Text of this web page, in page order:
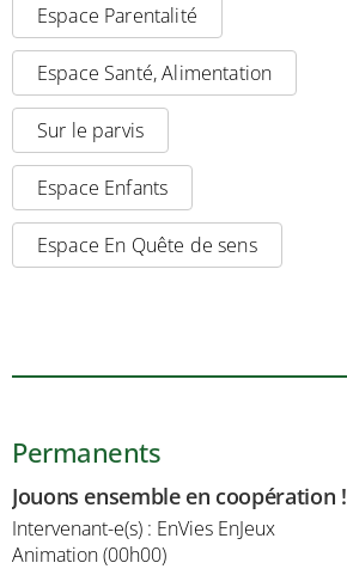
Espace Parentalité
Espace Santé, Alimentation
Sur le parvis
Espace Enfants
Espace En Quête de sens
Permanents
Jouons ensemble en coopération !
Intervenant-e(s) : EnVies EnJeux
Animation (00h00)